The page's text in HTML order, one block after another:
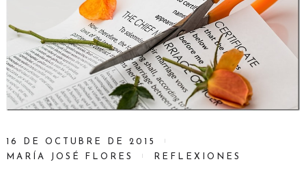
16 DE OCTUBRE DE 2015
MARÍA JOSÉ FLORES
REFLEXIONES